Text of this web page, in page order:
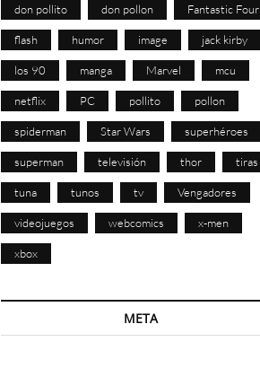
don pollito don pollon Fantastic Four
flash humor image jack kirby
los 90 manga Marvel mcu
netflix PC pollito pollon
spiderman Star Wars superhéroes
superman televisión thor tiras
tuna tunos tv Vengadores
videojuegos webcomics x-men
xbox
META